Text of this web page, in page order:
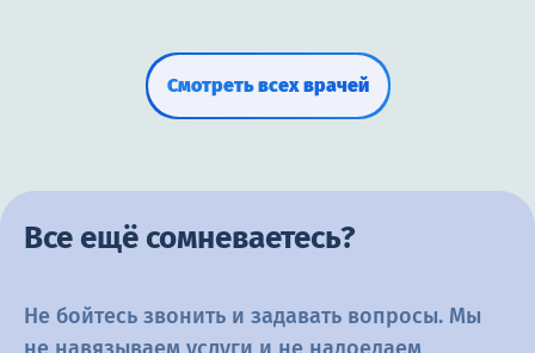
Смотреть всех врачей
Все ещё сомневаетесь?
Не бойтесь звонить и задавать вопросы. Мы